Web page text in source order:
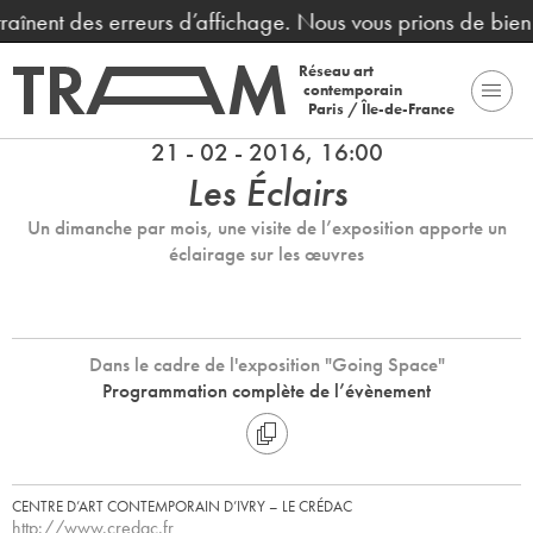
des erreurs d’affichage. Nous vous prions de
Réseau art
contemporain
Paris / Île-de-France
21 - 02 - 2016, 16:00
Les Éclairs
Un dimanche par mois, une visite de l’exposition apporte un
éclairage sur les œuvres
Dans le cadre de l'exposition "Going Space"
Programmation complète de l’évènement
CENTRE D’ART CONTEMPORAIN D’IVRY – LE CRÉDAC
http://www.credac.fr